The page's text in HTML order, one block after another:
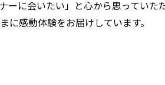
ーに会いたい」と心から思ってい
感動体験をお届けしています。